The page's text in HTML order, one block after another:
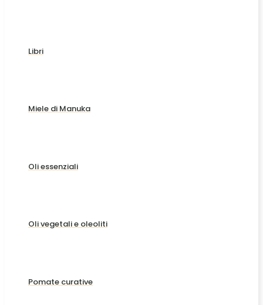
Libri
Miele di Manuka
Oli essenziali
Oli vegetali e oleoliti
Pomate curative